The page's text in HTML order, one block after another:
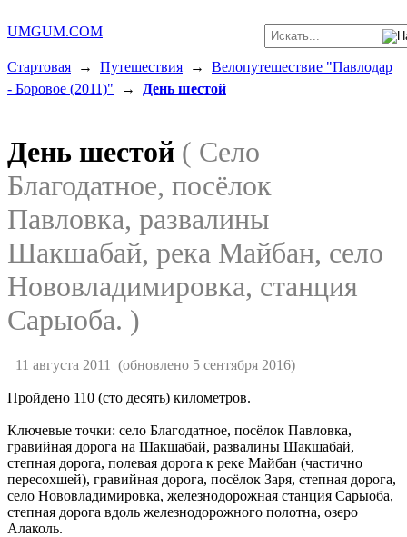
UMGUM.COM
Стартовая → Путешествия → Велопутешествие "Павлодар
- Боровое (2011)" → День шестой
День шестой ( Село
Благодатное, посёлок
Павловка, развалины
Шакшабай, река Майбан, село
Нововладимировка, станция
Сарыоба. )
11 августа 2011 (обновлено 5 сентября 2016)
Пройдено 110 (сто десять) километров.
Ключевые точки: село Благодатное, посёлок Павловка,
гравийная дорога на Шакшабай, развалины Шакшабай,
степная дорога, полевая дорога к реке Майбан (частично
пересохшей), гравийная дорога, посёлок Заря, степная дорога,
село Нововладимировка, железнодорожная станция Сарыоба,
степная дорога вдоль железнодорожного полотна, озеро
Алаколь.